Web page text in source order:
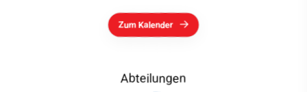
Zum Kalender
Abteilungen